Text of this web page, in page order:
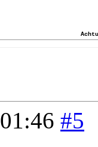
01:46 #5